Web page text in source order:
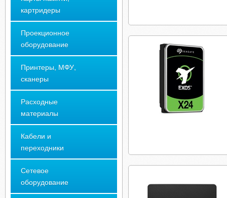
картридеры
Проекционное
оборудование
Принтеры, МФУ,
сканеры
Расходные
материалы
Кабели и
переходники
Сетевое
оборудование